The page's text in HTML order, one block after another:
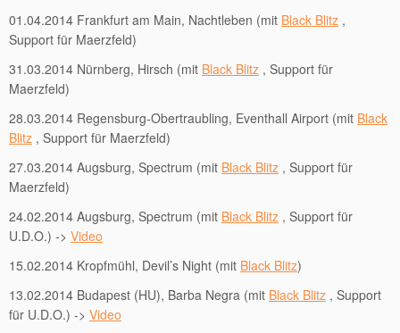
01.04.2014 Frankfurt am Main, Nachtleben (mit Black Blitz ,
Support für Maerzfeld)
31.03.2014 Nürnberg, Hirsch (mit Black Blitz , Support für
Maerzfeld)
28.03.2014 Regensburg-Obertraubling, Eventhall Airport (mit Black
Blitz , Support für Maerzfeld)
27.03.2014 Augsburg, Spectrum (mit Black Blitz , Support für
Maerzfeld)
24.02.2014 Augsburg, Spectrum (mit Black Blitz , Support für
U.D.O.) -> Video
15.02.2014 Kropfmühl, Devil’s Night (mit Black Blitz)
13.02.2014 Budapest (HU), Barba Negra (mit Black Blitz , Support
für U.D.O.) -> Video